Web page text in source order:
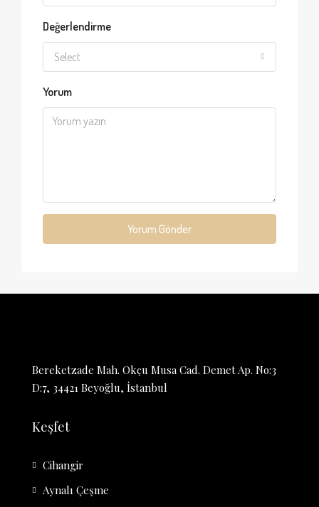
Değerlendirme
Select
Yorum
Yorum Gönder
Bereketzade Mah. Okçu Musa Cad. Demet Ap. No:3
D:7, 34421 Beyoğlu, İstanbul
Keşfet
Cihangir
Aynalı Çeşme